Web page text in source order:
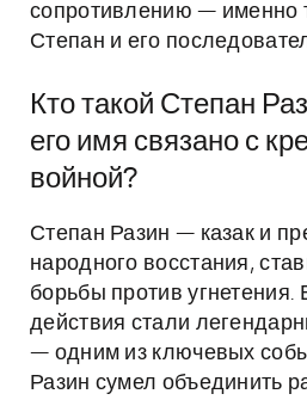
сопротивлению — именно
Степан и его
Кто такой Степан
его имя связано с
войной?
Степан Разин — казак и
народного восстания,
борьбы против угнетения.
действия стали
— одним из ключевых
Разин сумел объединить